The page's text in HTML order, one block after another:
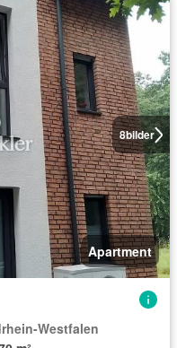
8bilder
Apartment
Westfalen